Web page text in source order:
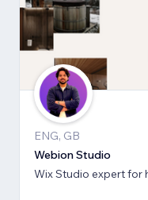
ENG, GB
Webion Studio
Wix Studio expert for